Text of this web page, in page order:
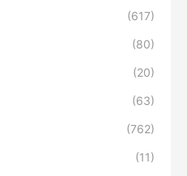
(617)
(80)
(20)
(63)
(762)
(11)